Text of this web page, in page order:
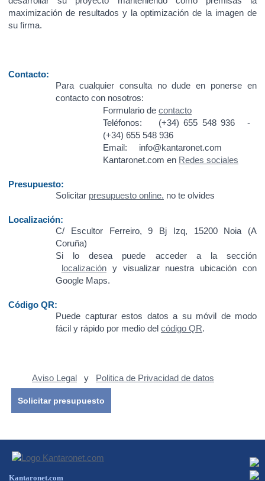
maximización de resultados y la optimización de la imagen de
su firma.
Contacto:
Para cualquier consulta no dude en ponerse en
contacto con nosotros:
Formulario de contacto
Teléfonos: (+34) 655 548 936 -
(+34) 655 548 936
Email: info@kantaronet.com
Kantaronet.com en Redes sociales
Presupuesto:
Solicitar presupuesto online. no te olvides
Localización:
C/ Escultor Ferreiro, 9 Bj Izq, 15200 Noia (A
Coruña)
Si lo desea puede acceder a la sección
localizacióny visualizar nuestra ubicación con
Google Maps.
Código QR:
Puede capturar estos datos a su móvil de modo
fácil y rápido por medio del código QR.
Aviso Legal y Politica de Privacidad de datos
Solicitar presupuesto
Kantaronet.com